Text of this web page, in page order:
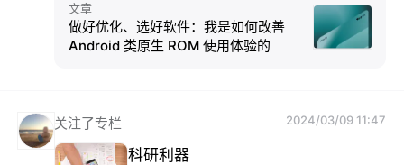
文章
做好优化、选好软件：我是如何改善
Android 类原生 ROM 使用体验的
关注了专栏 2024/03/09 11:47
科研利器